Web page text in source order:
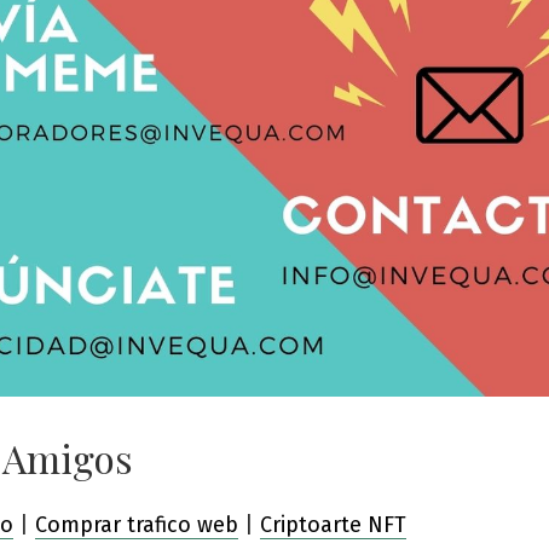
Comprar trafico web Criptoarte NFT